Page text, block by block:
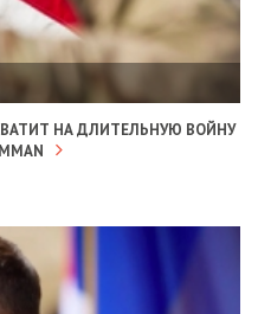
НА ДЛИТЕЛЬНУЮ ВОЙНУ